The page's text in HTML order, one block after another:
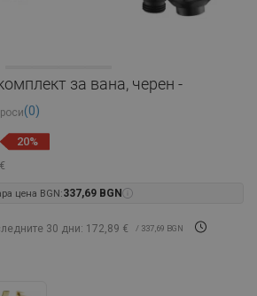
за вана, черен -
(0)
20%
цена BGN:337,69 BGN
30 дни: 172,89 € / 337,69 BGN